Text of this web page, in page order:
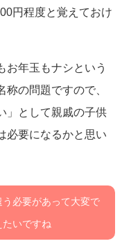
円程度と覚えておけ
お年玉もナシという
称の問題ですので、
」として親戚の子供
必要になるかと思い
必要があって大変で
いですね